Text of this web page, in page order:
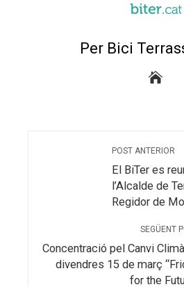
Per Bici
POST ANTERIOR
El BiTer es
l’Alcalde de
Regidor de
SEGÜENT
Concentració pel Canvi
divendres 15 de març
for the